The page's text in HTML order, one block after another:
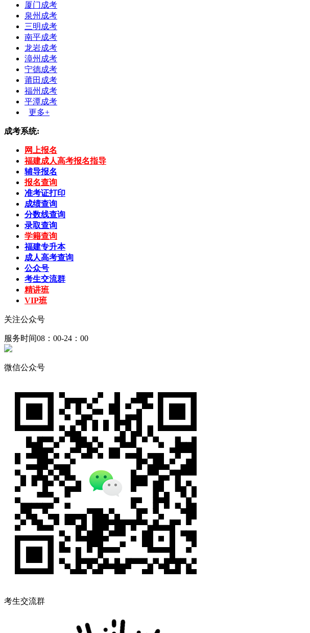
厦门成考
泉州成考
三明成考
南平成考
龙岩成考
漳州成考
宁德成考
莆田成考
福州成考
平潭成考
更多+
成考系统:
网上报名
福建成人高考报名指导
辅导报名
报名查询
准考证打印
成绩查询
分数线查询
录取查询
学籍查询
福建专升本
成人高考查询
公众号
考生交流群
精讲班
VIP班
关注公众号
服务时间08：00-24：00
微信公众号
考生交流群